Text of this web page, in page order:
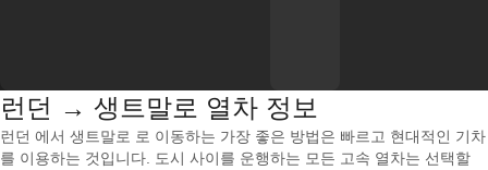
런던 → 생트말로 열차 정보
런던 에서 생트말로 로 이동하는 가장 좋은 방법은 빠르고 현대적인 기차
를 이용하는 것입니다. 도시 사이를 운행하는 모든 고속 열차는 선택할